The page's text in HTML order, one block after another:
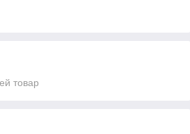
товар